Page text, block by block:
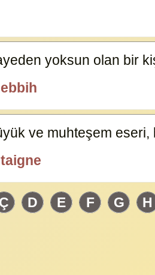
yoksun olan bir
ve muhteşem
Ç D E F G H